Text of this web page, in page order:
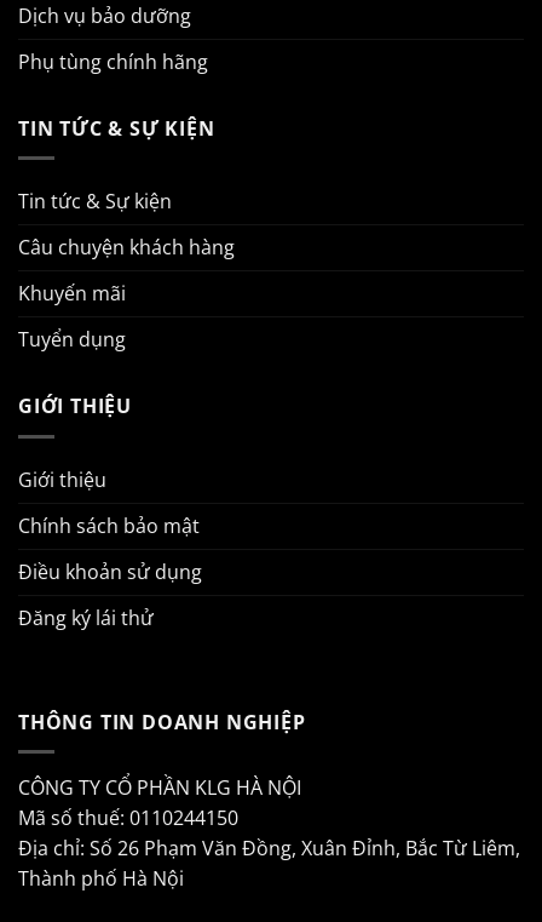
Dịch vụ bảo dưỡng
Phụ tùng chính hãng
TIN TỨC & SỰ KIỆN
Tin tức & Sự kiện
Câu chuyện khách hàng
Khuyến mãi
Tuyển dụng
GIỚI THIỆU
Giới thiệu
Chính sách bảo mật
Điều khoản sử dụng
Đăng ký lái thử
THÔNG TIN DOANH NGHIỆP
CÔNG TY CỔ PHẦN KLG HÀ NỘI
Mã số thuế: 0110244150
Địa chỉ: Số 26 Phạm Văn Đồng, Xuân Đỉnh, Bắc Từ Liêm,
Thành phố Hà Nội